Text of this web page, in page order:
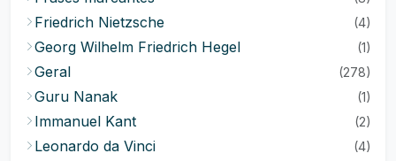
Friedrich Nietzsche (4)
Georg Wilhelm Friedrich Hegel (1)
Geral (278)
Guru Nanak (1)
Immanuel Kant (2)
Leonardo da Vinci (4)